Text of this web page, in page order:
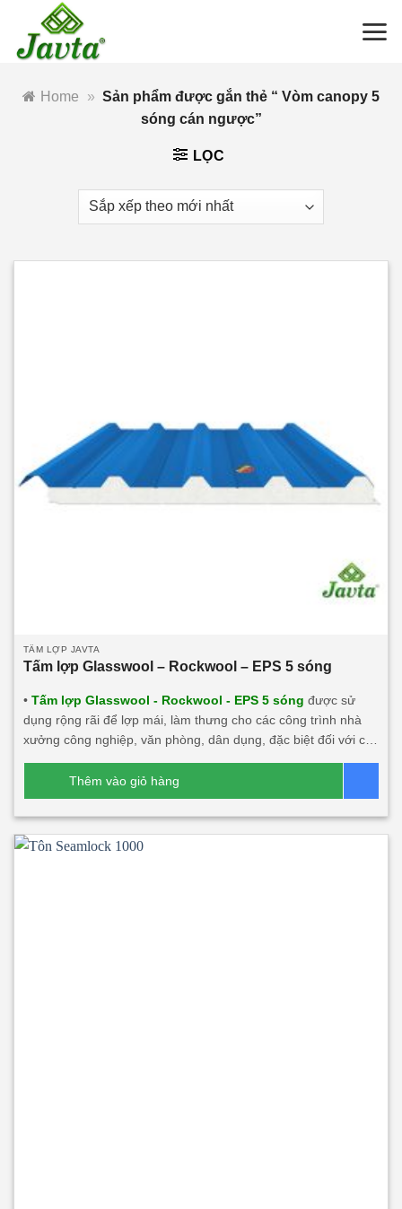
nội
Home
» Sản phẩm được gắn thẻ “ Vòm canopy 5
sóng cán ngược”
LỌC
TẤM LỢP JAVTA
Tấm lợp Glasswool – Rockwool – EPS 5 sóng
• Tấm lợp Glasswool - Rockwool - EPS 5 sóng được sử
dụng rộng rãi để lợp mái, làm thưng cho các công trình nhà
xưởng công nghiệp, văn phòng, dân dụng, đặc biệt đối với các
cách nhiệt lớn, chống cháy. Sản phẩm này rất phù hợp với
mọi công trình.Dòng sản phẩm chính:
Tấm lợp
Glasswool 5 sóng 3 lớp 2 mặt tôn
Tấm lợp Rockwool 5
sóng 3 lớp 2 mặt tôn
Tấm lợp EPS 5 sóng công nghiệp
Thêm vào giỏ hàng